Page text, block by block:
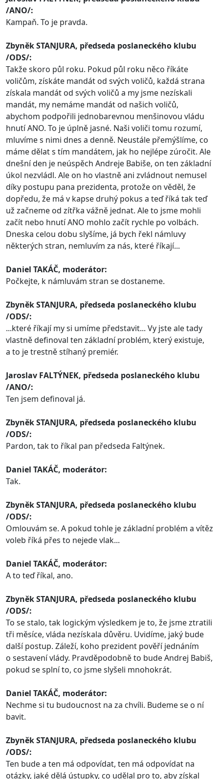
/ANO/:
Kampaň. To je pravda.
Zbyněk STANJURA, předseda poslaneckého klubu
/ODS/:
Takže skoro půl roku. Pokud půl roku něco říkáte
voličům, získáte mandát od svých voličů, každá strana
získala mandát od svých voličů a my jsme nezískali
mandát, my nemáme mandát od našich voličů,
abychom podpořili jednobarevnou menšinovou vládu
hnutí ANO. To je úplně jasné. Naši voliči tomu rozumí,
mluvíme s nimi dnes a denně. Neustále přemýšlíme, co
máme dělat s tím mandátem, jak ho nejlépe zúročit. Ale
dnešní den je neúspěch Andreje Babiše, on ten základní
úkol nezvládl. Ale on ho vlastně ani zvládnout nemusel
díky postupu pana prezidenta, protože on věděl, že
dopředu, že má v kapse druhý pokus a teď říká tak teď
už začneme od zítřka vážně jednat. Ale to jsme mohli
začít nebo hnutí ANO mohlo začít rychle po volbách.
Dneska celou dobu slyšíme, já bych řekl námluvy
některých stran, nemluvím za nás, které říkají...
Daniel TAKÁČ, moderátor:
Počkejte, k námluvám stran se dostaneme.
Zbyněk STANJURA, předseda poslaneckého klubu
/ODS/:
...které říkají my si umíme představit... Vy jste ale tady
vlastně definoval ten základní problém, který existuje,
a to je trestně stíhaný premiér.
Jaroslav FALTÝNEK, předseda poslaneckého klubu
/ANO/:
Ten jsem definoval já.
Zbyněk STANJURA, předseda poslaneckého klubu
/ODS/:
Pardon, tak to říkal pan předseda Faltýnek.
Daniel TAKÁČ, moderátor:
Tak.
Zbyněk STANJURA, předseda poslaneckého klubu
/ODS/:
Omlouvám se. A pokud tohle je základní problém a vítěz
voleb říká přes to nejede vlak...
Daniel TAKÁČ, moderátor:
A to teď říkal, ano.
Zbyněk STANJURA, předseda poslaneckého klubu
/ODS/:
To se stalo, tak logickým výsledkem je to, že jsme ztratili
tři měsíce, vláda nezískala důvěru. Uvidíme, jaký bude
další postup. Záleží, koho prezident pověří jednáním
o sestavení vlády. Pravděpodobně to bude Andrej Babiš,
pokud se splní to, co jsme slyšeli mnohokrát.
Daniel TAKÁČ, moderátor:
Nechme si tu budoucnost na za chvíli. Budeme se o ní
bavit.
Zbyněk STANJURA, předseda poslaneckého klubu
/ODS/:
Ten bude a ten má odpovídat, ten má odpovídat na
otázky, jaké dělá ústupky, co udělal pro to, aby získal